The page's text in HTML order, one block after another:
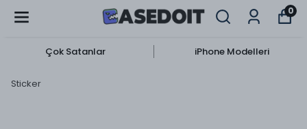
0
Çok Satanlar iPhone Modelleri
Sticker